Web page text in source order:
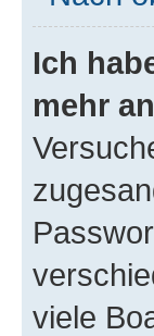
Ich
mehr
viele